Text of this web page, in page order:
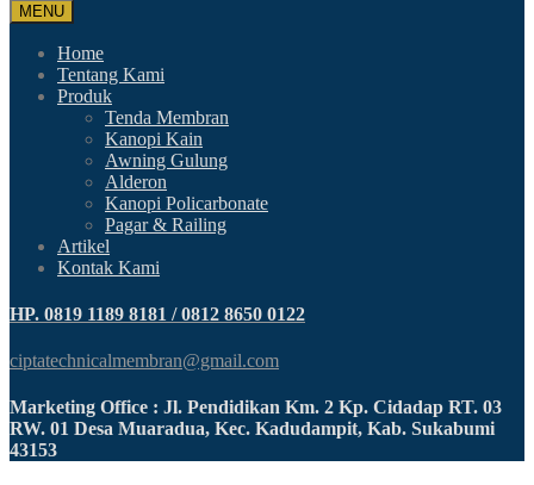
MENU
Home
Tentang Kami
Produk
Tenda Membran
Kanopi Kain
Awning Gulung
Alderon
Kanopi Policarbonate
Pagar & Railing
Artikel
Kontak Kami
HP. 0819 1189 8181 / 0812 8650 0122
ciptatechnicalmembran@gmail.com
Marketing Office : Jl. Pendidikan Km. 2 Kp. Cidadap RT. 03
RW. 01 Desa Muaradua, Kec. Kadudampit, Kab. Sukabumi
43153